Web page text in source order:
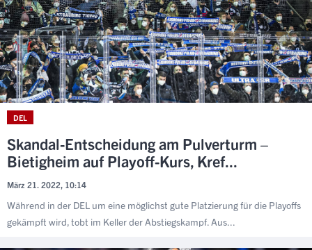
DEL
Skandal-Entscheidung am Pulverturm –
Bietigheim auf Playoff-Kurs, Kref...
März 21. 2022, 10:14
Während in der DEL um eine möglichst gute Platzierung für die Playoffs
gekämpft wird, tobt im Keller der Abstiegskampf. Aus...